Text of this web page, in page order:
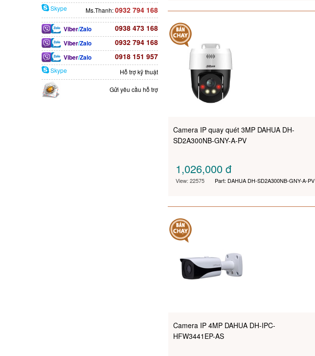
Skype Ms.Thanh:0932 794 168
Viber/Zalo 0938 473 168
Viber/Zalo 0932 794 168
Viber/Zalo 0918 151 957
Skype Hỗ trợ kỹ thuật
Gửi yêu cầu hỗ trợ
Camera IP quay quét 3MP DAHUA DH-
SD2A300NB-GNY-A-PV
1,026,000đ
View: 22575 Part: DAHUA DH-SD2A300NB-GNY-A-PV
Camera IP 4MP DAHUA DH-IPC-
HFW3441EP-AS